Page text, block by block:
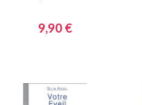
III
9,90 €